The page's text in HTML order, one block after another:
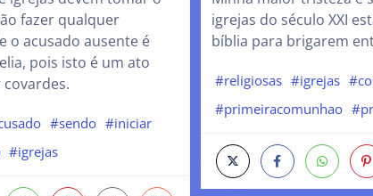
fazer qualquer
o acusado ausente é
pois isto é um ato
#sendo #iniciar
#igrejas
igrejas do século XXI
bíblia para brigarem
#religiosas #igrejas
#primeiracomunhao